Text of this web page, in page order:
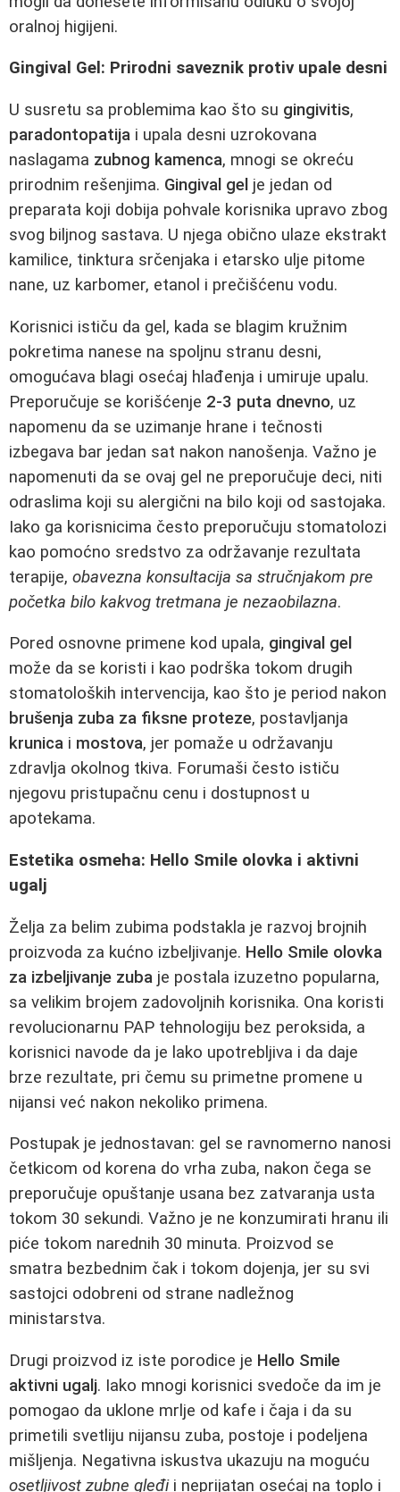
oralnoj higijeni.
Gingival Gel: Prirodni saveznik protiv upale desni
U susretu sa problemima kao što su gingivitis,
paradontopatija i upala desni uzrokovana
naslagama zubnog kamenca, mnogi se okreću
prirodnim rešenjima. Gingival gel je jedan od
preparata koji dobija pohvale korisnika upravo zbog
svog biljnog sastava. U njega obično ulaze ekstrakt
kamilice, tinktura srčenjaka i etarsko ulje pitome
nane, uz karbomer, etanol i prečišćenu vodu.
Korisnici ističu da gel, kada se blagim kružnim
pokretima nanese na spoljnu stranu desni,
omogućava blagi osećaj hlađenja i umiruje upalu.
Preporučuje se korišćenje 2-3 puta dnevno, uz
napomenu da se uzimanje hrane i tečnosti
izbegava bar jedan sat nakon nanošenja. Važno je
napomenuti da se ovaj gel ne preporučuje deci, niti
odraslima koji su alergični na bilo koji od sastojaka.
Iako ga korisnicima često preporučuju stomatolozi
kao pomoćno sredstvo za održavanje rezultata
terapije, obavezna konsultacija sa stručnjakom pre
početka bilo kakvog tretmana je nezaobilazna.
Pored osnovne primene kod upala, gingival gel
može da se koristi i kao podrška tokom drugih
stomatoloških intervencija, kao što je period nakon
brušenja zuba za fiksne proteze, postavljanja
krunica i mostova, jer pomaže u održavanju
zdravlja okolnog tkiva. Forumaši često ističu
njegovu pristupačnu cenu i dostupnost u
apotekama.
Estetika osmeha: Hello Smile olovka i aktivni
ugalj
Želja za belim zubima podstakla je razvoj brojnih
proizvoda za kućno izbeljivanje. Hello Smile olovka
za izbeljivanje zuba je postala izuzetno popularna,
sa velikim brojem zadovoljnih korisnika. Ona koristi
revolucionarnu PAP tehnologiju bez peroksida, a
korisnici navode da je lako upotrebljiva i da daje
brze rezultate, pri čemu su primetne promene u
nijansi već nakon nekoliko primena.
Postupak je jednostavan: gel se ravnomerno nanosi
četkicom od korena do vrha zuba, nakon čega se
preporučuje opuštanje usana bez zatvaranja usta
tokom 30 sekundi. Važno je ne konzumirati hranu ili
piće tokom narednih 30 minuta. Proizvod se
smatra bezbednim čak i tokom dojenja, jer su svi
sastojci odobreni od strane nadležnog
ministarstva.
Drugi proizvod iz iste porodice je Hello Smile
aktivni ugalj. Iako mnogi korisnici svedoče da im je
pomogao da uklone mrlje od kafe i čaja i da su
primetili svetliju nijansu zuba, postoje i podeljena
mišljenja. Negativna iskustva ukazuju na moguću
osetljivost zubne gleđii neprijatan osećaj na toplo i